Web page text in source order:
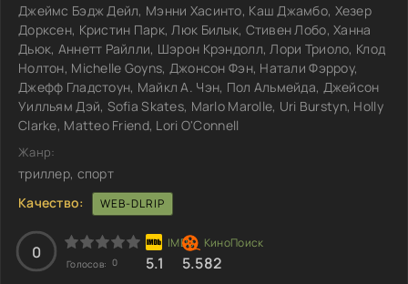
Джеймс Бэдж Дейл, Мэнни Хасинто, Каш Джамбо, Хезер
Дорксен, Кристин Парк, Люк Билык, Стивен Лобо, Ханна
Дьюк, Аннетт Райлли, Шэрон Крэндолл, Лори Триоло, Клод
Нолтон, Michelle Goyns, Джонсон Фэн, Натали Фэрроу,
Джефф Гладстоун, Майкл А. Чэн, Пол Альмейда, Джейсон
Уилльям Дэй, Sofia Skates, Marlo Marolle, Uri Burstyn, Holly
Clarke, Matteo Friend, Lori O'Connell
Жанр:
триллер, спорт
Качество:
WEB-DLRIP
0
Голосов: 0 5.1 5.582